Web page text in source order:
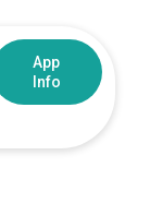
App
Info